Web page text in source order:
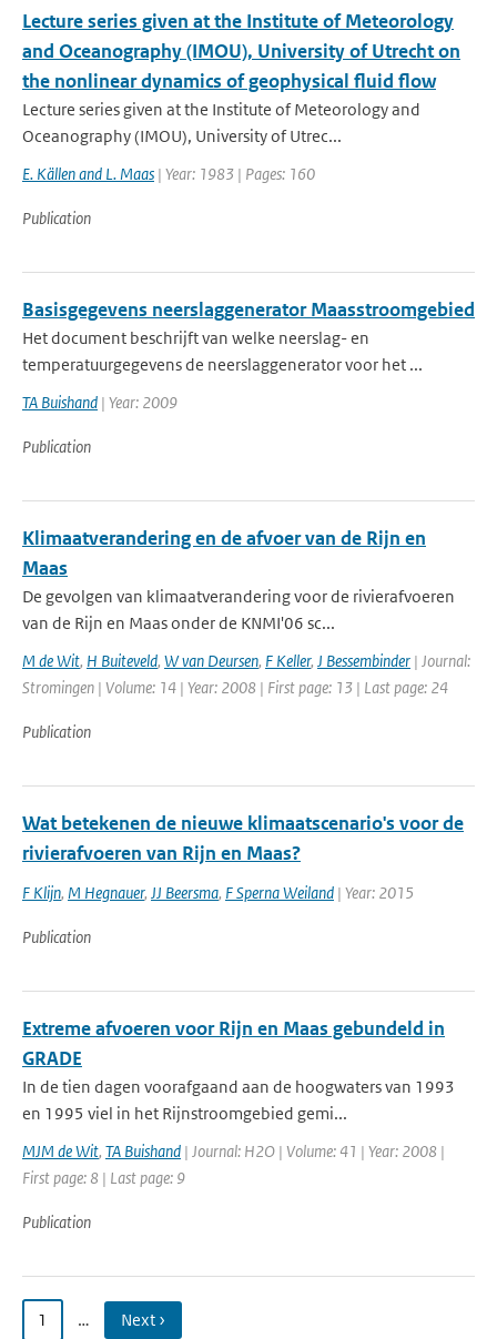
Lecture series given at the Institute of Meteorology
and Oceanography (IMOU), University of Utrecht on
the nonlinear dynamics of geophysical fluid flow
Lecture series given at the Institute of Meteorology and
Oceanography (IMOU), University of Utrec...
E. Källen and L. Maas | Year: 1983 | Pages: 160
Publication
Basisgegevens neerslaggenerator Maasstroomgebied
Het document beschrijft van welke neerslag- en
temperatuurgegevens de neerslaggenerator voor het ...
TA Buishand | Year: 2009
Publication
Klimaatverandering en de afvoer van de Rijn en
Maas
De gevolgen van klimaatverandering voor de rivierafvoeren
van de Rijn en Maas onder de KNMI'06 sc...
M de Wit, H Buiteveld, W van Deursen, F Keller, J Bessembinder | Journal:
Stromingen | Volume: 14 | Year: 2008 | First page: 13 | Last page: 24
Publication
Wat betekenen de nieuwe klimaatscenario's voor de
rivierafvoeren van Rijn en Maas?
F Klijn, M Hegnauer, JJ Beersma, F Sperna Weiland | Year: 2015
Publication
Extreme afvoeren voor Rijn en Maas gebundeld in
GRADE
In de tien dagen voorafgaand aan de hoogwaters van 1993
en 1995 viel in het Rijnstroomgebied gemi...
MJM de Wit, TA Buishand | Journal: H2O | Volume: 41 | Year: 2008 |
First page: 8 | Last page: 9
Publication
1 … Next ›